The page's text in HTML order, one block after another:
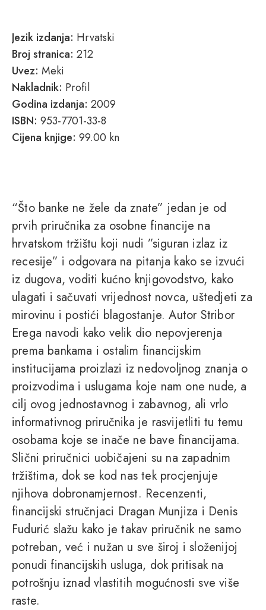
Jezik izdanja: Hrvatski
Broj stranica: 212
Uvez: Meki
Nakladnik: Profil
Godina izdanja: 2009
ISBN: 953-7701-33-8
Cijena knjige: 99.00 kn
“Što banke ne žele da znate” jedan je od
prvih priručnika za osobne financije na
hrvatskom tržištu koji nudi ”siguran izlaz iz
recesije” i odgovara na pitanja kako se izvući
iz dugova, voditi kućno knjigovodstvo, kako
ulagati i sačuvati vrijednost novca, uštedjeti za
mirovinu i postići blagostanje. Autor Stribor
Erega navodi kako velik dio nepovjerenja
prema bankama i ostalim financijskim
institucijama proizlazi iz nedovoljnog znanja o
proizvodima i uslugama koje nam one nude, a
cilj ovog jednostavnog i zabavnog, ali vrlo
informativnog priručnika je rasvijetliti tu temu
osobama koje se inače ne bave financijama.
Slični priručnici uobičajeni su na zapadnim
tržištima, dok se kod nas tek procjenjuje
njihova dobronamjernost. Recenzenti,
financijski stručnjaci Dragan Munjiza i Denis
Fudurić slažu kako je takav priručnik ne samo
potreban, već i nužan u sve široj i složenijoj
ponudi financijskih usluga, dok pritisak na
potrošnju iznad vlastitih mogućnosti sve više
raste.